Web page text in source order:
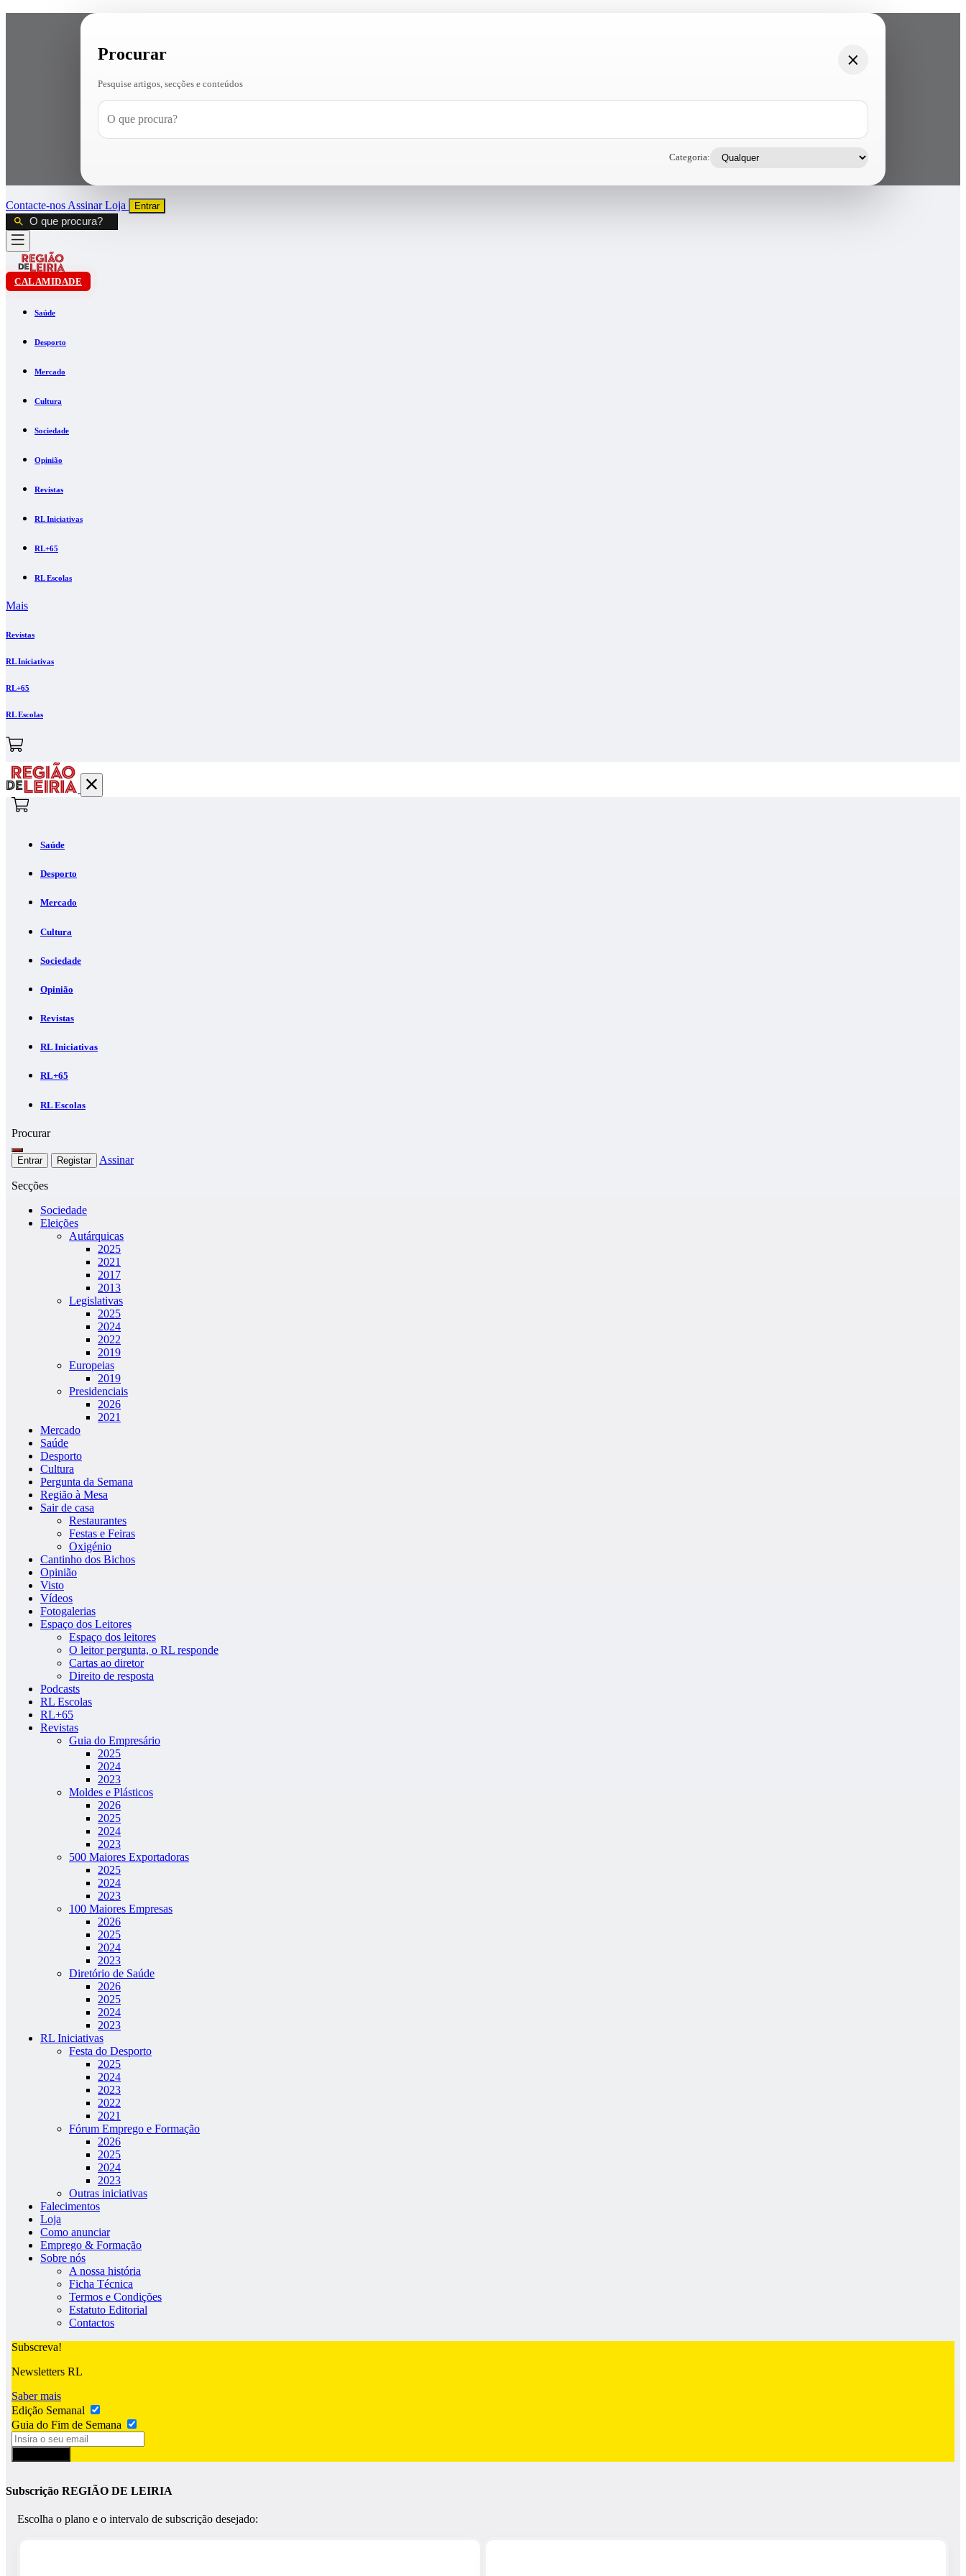
Procurar
Pesquise artigos, secções e conteúdos
Categoria:
Contacte-nos AssinarLoja Entrar
CALAMIDADE
Saúde
Desporto
Mercado
Cultura
Sociedade
Opinião
Revistas
RL Iniciativas
RL+65
RL Escolas
Mais
Revistas
RL Iniciativas
RL+65
RL Escolas
Saúde
Desporto
Mercado
Cultura
Sociedade
Opinião
Revistas
RL Iniciativas
RL+65
RL Escolas
Procurar
Entrar Registar Assinar
Secções
Sociedade
Eleições
Autárquicas
2025
2021
2017
2013
Legislativas
2025
2024
2022
2019
Europeias
2019
Presidenciais
2026
2021
Mercado
Saúde
Desporto
Cultura
Pergunta da Semana
Região à Mesa
Sair de casa
Restaurantes
Festas e Feiras
Oxigénio
Cantinho dos Bichos
Opinião
Visto
Vídeos
Fotogalerias
Espaço dos Leitores
Espaço dos leitores
O leitor pergunta, o RL responde
Cartas ao diretor
Direito de resposta
Podcasts
RL Escolas
RL+65
Revistas
Guia do Empresário
2025
2024
2023
Moldes e Plásticos
2026
2025
2024
2023
500 Maiores Exportadoras
2025
2024
2023
100 Maiores Empresas
2026
2025
2024
2023
Diretório de Saúde
2026
2025
2024
2023
RL Iniciativas
Festa do Desporto
2025
2024
2023
2022
2021
Fórum Emprego e Formação
2026
2025
2024
2023
Outras iniciativas
Falecimentos
Loja
Como anunciar
Emprego & Formação
Sobre nós
A nossa história
Ficha Técnica
Termos e Condições
Estatuto Editorial
Contactos
Subscreva!
Newsletters RL
Saber mais
Edição Semanal
Guia do Fim de Semana
Subscrição REGIÃO DE LEIRIA
Escolha o plano e o intervalo de subscrição desejado: